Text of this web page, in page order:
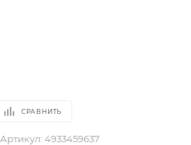
СРАВНИТЬ
Артикул: 4933459637